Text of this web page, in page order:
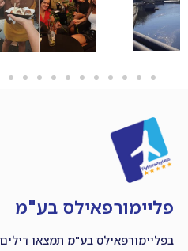
פליימורפאילס בע"מ
בפליימורפאילס בע"מ תמצאו